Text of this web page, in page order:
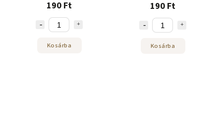
190 Ft
Kosárba
190 Ft
Kosárba